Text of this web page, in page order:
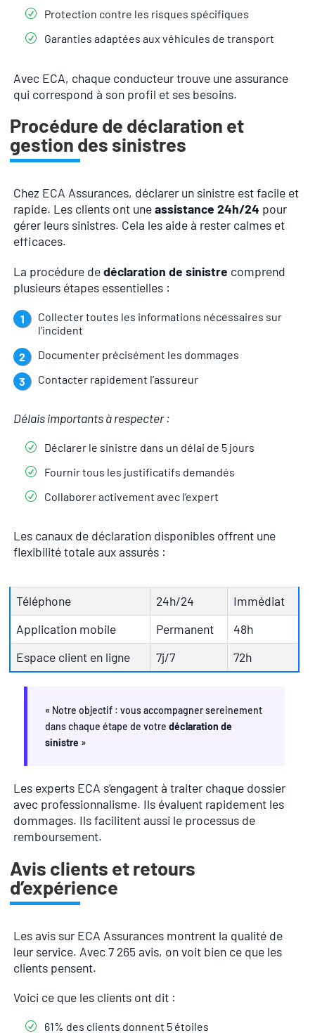
Protection contre les risques spécifiques
Garanties adaptées aux véhicules de transport
Avec ECA, chaque conducteur trouve une assurance
qui correspond à son profil et ses besoins.
Procédure de déclaration et
gestion des sinistres
Chez ECA Assurances, déclarer un sinistre est facile et
rapide. Les clients ont uneassistance 24h/24 pour
gérer leurs sinistres. Cela les aide à rester calmes et
efficaces.
La procédure dedéclaration de sinistre comprend
plusieurs étapes essentielles :
Collecter toutes les informations nécessaires sur
l’incident
Documenter précisément les dommages
Contacter rapidement l’assureur
Délais importants à respecter :
Déclarer le sinistre dans un délai de 5 jours
Fournir tous les justificatifs demandés
Collaborer activement avec l’expert
Les canaux de déclaration disponibles offrent une
flexibilité totale aux assurés :
Téléphone 24h/24
Immédiat
Application mobile
Permanent
48h
Espace client en ligne
7j/7 72h
« Notre objectif : vous accompagner sereinement
dans chaque étape de votre déclaration de
sinistre »
Les experts ECA s’engagent à traiter chaque dossier
avec professionnalisme. Ils évaluent rapidement les
dommages. Ils facilitent aussi le processus de
remboursement.
Avis clients et retours
d’expérience
Les avis sur ECA Assurances montrent la qualité de
leur service. Avec 7 265 avis, on voit bien ce que les
clients pensent.
Voici ce que les clients ont dit :
61% des clients donnent 5 étoiles